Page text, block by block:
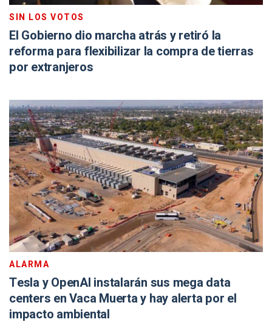
SIN LOS VOTOS
El Gobierno dio marcha atrás y retiró la
reforma para flexibilizar la compra de tierras
por extranjeros
ALARMA
Tesla y OpenAI instalarán sus mega data
centers en Vaca Muerta y hay alerta por el
impacto ambiental